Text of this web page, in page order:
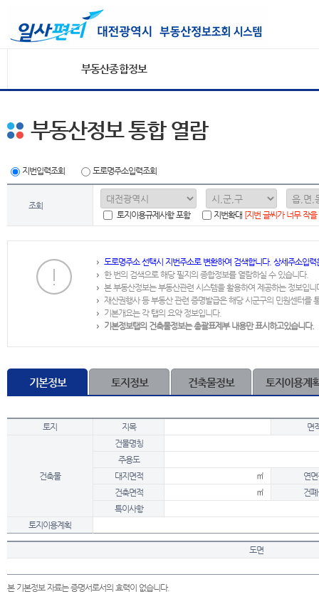
부동산종합정보
부동산정보 통합 열람
지번입력조회 도로명주소입력조회
조회
토지이용규제사항 포함
지번확대 [지번 글씨가 너무 작
도로명주소 선택시 지번주소로 변환하여 검색합니다. 상세주소입
한 번의 검색으로 해당 필지의 종합정보를 열람하실 수 있습니다.
본 부동산정보는 부동산관련 시스템을 활용하여 제공하는 정보입니
재산권행사 등 부동산 관련 증명발급은 해당 시군구의 민원센터를
기본개요는 각 탭의 요약 정보입니다.
기본정보탭의 건축물정보는 총괄표제부 내용만 표시하고있습니다.
기본정보 토지정보 건축물정보 토지이용계
토지 지목 면
건축물
건물명칭
주용도
대지면적
㎡
연
건축면적
㎡
건
특이사항
토지이용계획
도면
본 기본정보 자료는 증명서로서의 효력이 없습니다.